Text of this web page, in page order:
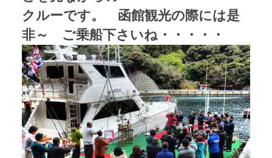
クルーです。 函館観光の際には是
非～ ご乗船下さいね・・・・・